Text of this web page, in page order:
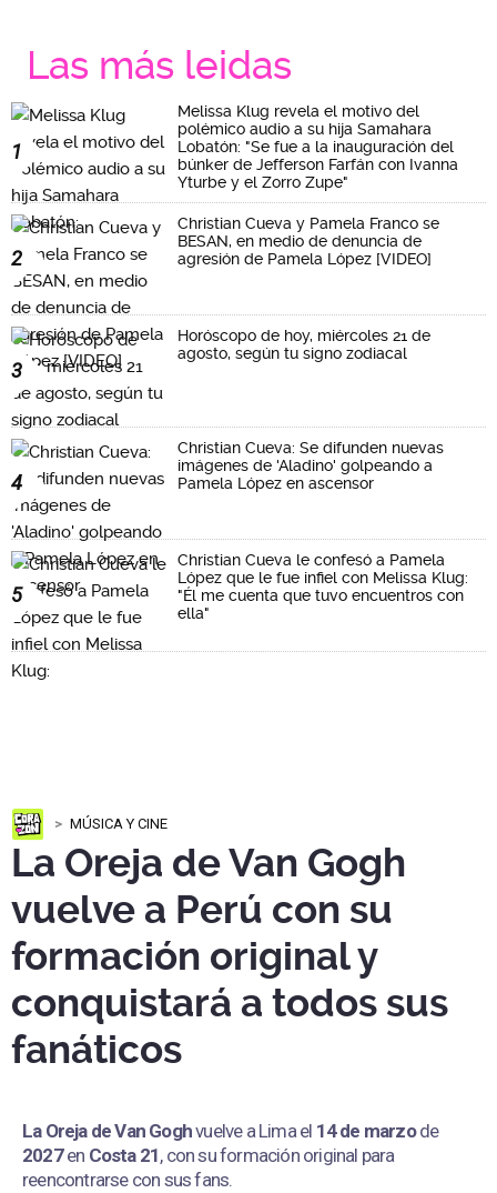
Las más leidas
1
Melissa Klug revela el motivo del
polémico audio a su hija Samahara
Lobatón: "Se fue a la inauguración del
búnker de Jefferson Farfán con Ivanna
Yturbe y el Zorro Zupe"
2
Christian Cueva y Pamela Franco se
BESAN, en medio de denuncia de
agresión de Pamela López [VIDEO]
3
Horóscopo de hoy, miércoles 21 de
agosto, según tu signo zodiacal
4
Christian Cueva: Se difunden nuevas
imágenes de 'Aladino' golpeando a
Pamela López en ascensor
5
Christian Cueva le confesó a Pamela
López que le fue infiel con Melissa Klug:
"Él me cuenta que tuvo encuentros con
ella"
MÚSICA Y CINE
La Oreja de Van Gogh
vuelve a Perú con su
formación original y
conquistará a todos sus
fanáticos
La Oreja de Van Goghvuelve a Lima el 14 de marzode
2027en Costa 21, con su formación original para
reencontrarse con sus fans.